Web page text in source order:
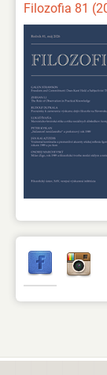
Filozofia 81